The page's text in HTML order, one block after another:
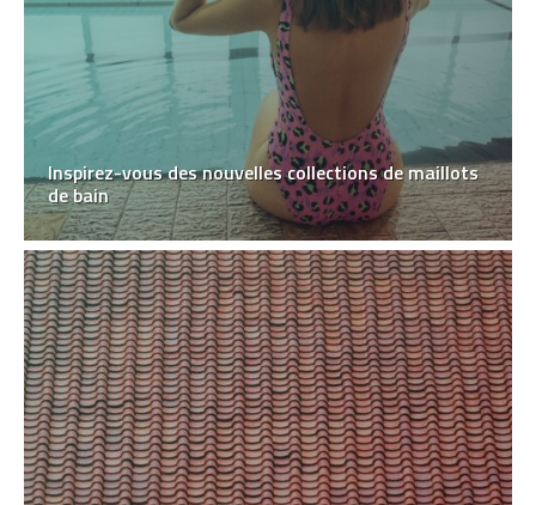
Inspirez-vous des nouvelles collections de maillots
de bain